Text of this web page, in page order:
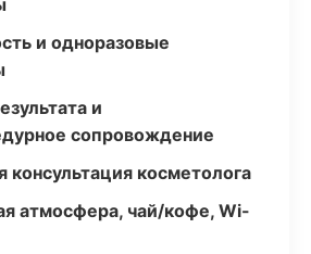
и одноразовые
и
сопровождение
консультация косметолога
атмосфера, чай/кофе, Wi-